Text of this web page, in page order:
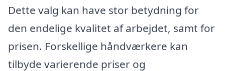
Dette valg kan have stor betydning for
den endelige kvalitet af arbejdet, samt for
prisen. Forskellige håndværkere kan
tilbyde varierende priser og